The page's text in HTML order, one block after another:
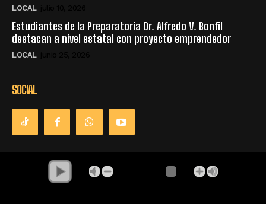
LOCAL
Estudiantes de la Preparatoria Dr. Alfredo V. Bonfil
destacan a nivel estatal con proyecto emprendedor
LOCAL
SOCIAL
© Derechos Reservados - La Única Radio - Namiquipa Chihuahua,